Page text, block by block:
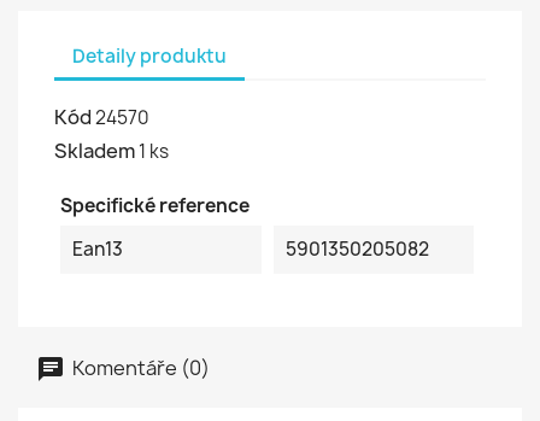
Detaily produktu
Kód24570
Skladem1 ks
Specifické reference
Ean13
5901350205082
Komentáře (0)